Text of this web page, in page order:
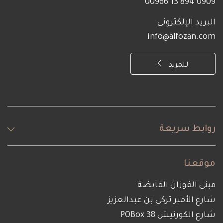
0909 894 13 00966
البريد الإلكتروني
info@alfozan.com
للمزيد
روابط سريعة
موقعنا
مبنى الفوزان القابضة
شارع الأمير تركي بن عبدالعزيز
شارع الكورنيش POBox 38